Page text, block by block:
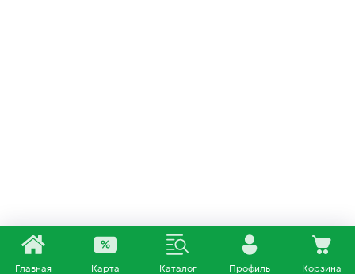
Главная Карта Каталог Профиль Корзина